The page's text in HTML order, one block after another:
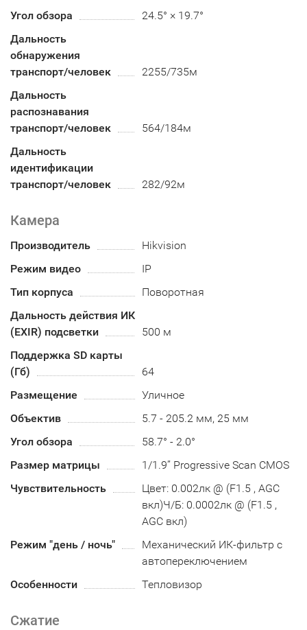
Угол обзора
24.5° × 19.7°
Дальность
обнаружения
транспорт/человек
2255/735м
Дальность
распознавания
транспорт/человек
564/184м
Дальность
идентификации
транспорт/человек
282/92м
Камера
Производитель
Hikvision
Режим видео
IP
Тип корпуса
Поворотная
Дальность действия ИК
(EXIR) подсветки
500 м
Поддержка SD карты
(Гб)
64
Размещение
Уличное
Объектив
5.7 - 205.2 мм, 25 мм
Угол обзора
58.7° - 2.0°
Размер матрицы
1/1.9’’ Progressive Scan CMOS
Чувствительность
Цвет: 0.002лк @ (F1.5 , AGC
вкл)Ч/Б: 0.0002лк @ (F1.5 ,
AGC вкл)
Режим "день / ночь"
Механический ИК-фильтр с
автопереключением
Особенности
Тепловизор
Сжатие